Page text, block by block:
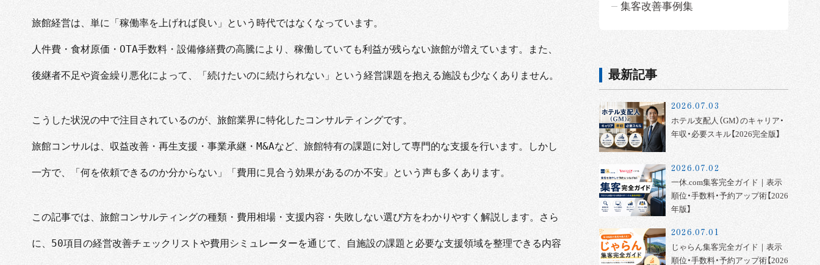
旅館経営は、単に「稼働率を上げれば良い」という時代ではなくなっています。
人件費・食材原価・OTA手数料・設備修繕費の高騰により、稼働していても利益が残らない旅館が増えています。また、
後継者不足や資金繰り悪化によって、「続けたいのに続けられない」という経営課題を抱える施設も少なくありません。
こうした状況の中で注目されているのが、旅館業界に特化したコンサルティングです。
旅館コンサルは、収益改善・再生支援・事業承継・M&Aなど、旅館特有の課題に対して専門的な支援を行います。しかし
一方で、「何を依頼できるのか分からない」「費用に見合う効果があるのか不安」という声も多くあります。
この記事では、旅館コンサルティングの種類・費用相場・支援内容・失敗しない選び方をわかりやすく解説します。さら
に、50項目の経営改善チェックリストや費用シミュレーターを通じて、自施設の課題と必要な支援領域を整理できる内容
集客改善事例集
最新記事
2026.07.03
ホテル支配人（GM）のキャリア・
年収・必要スキル【2026完全版】
2026.07.02
一休.com集客完全ガイド｜表示
順位・手数料・予約アップ術【2026
年版】
2026.07.01
じゃらん集客完全ガイド｜表示
順位・手数料・予約アップ術【2026